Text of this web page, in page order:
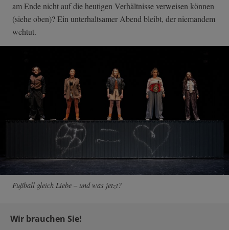
am Ende nicht auf die heutigen Verhältnisse verweisen können
(siehe oben)? Ein unterhaltsamer Abend bleibt, der niemandem
wehtut.
Fußball gleich Liebe – und was jetzt?
Wir brauchen Sie!